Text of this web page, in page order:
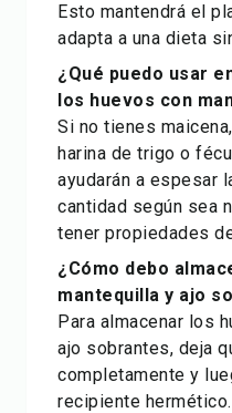
Esto mantendrá el
adapta a una dieta
¿Qué puedo usar
los huevos con
Si no tienes
harina de trigo o
ayudarán a espesar
cantidad según sea
tener propiedades
¿Cómo debo
mantequilla y ajo
Para almacenar los
ajo sobrantes, deja
completamente y
recipiente